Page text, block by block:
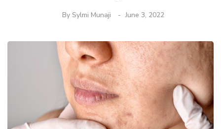
By Sylmi Munaji June 3, 2022